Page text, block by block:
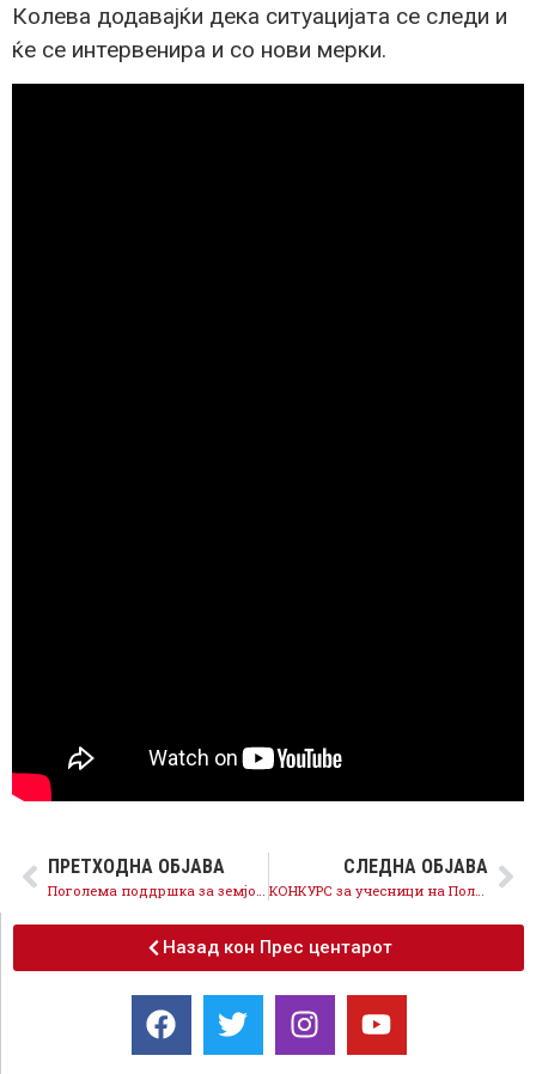
Колева додавајќи дека ситуацијата се следи и
ќе се интервенира и со нови мерки.
ПРЕТХОДНА ОБЈАВА СЛЕДНА ОБЈАВА
КОНКУРС за учесници на Политичката академија за социјална демократија во 2022 година
Назад кон Прес центарот